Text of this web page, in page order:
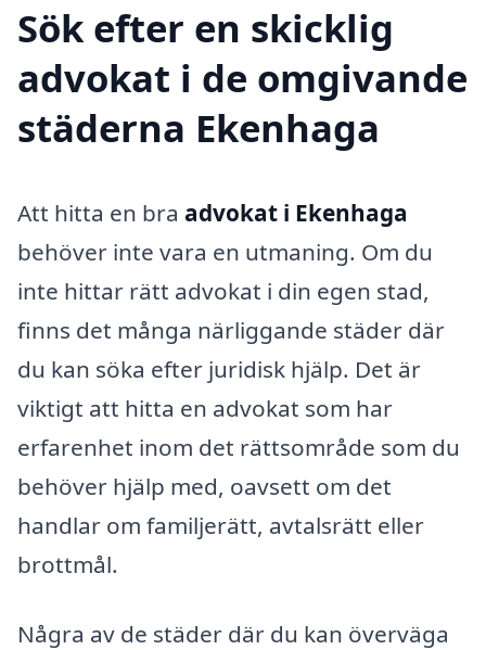
Sök efter en skicklig
advokat i de omgivande
städerna Ekenhaga
Att hitta en bra advokat i Ekenhaga
behöver inte vara en utmaning. Om du
inte hittar rätt advokat i din egen stad,
finns det många närliggande städer där
du kan söka efter juridisk hjälp. Det är
viktigt att hitta en advokat som har
erfarenhet inom det rättsområde som du
behöver hjälp med, oavsett om det
handlar om familjerätt, avtalsrätt eller
brottmål.
Några av de städer där du kan överväga